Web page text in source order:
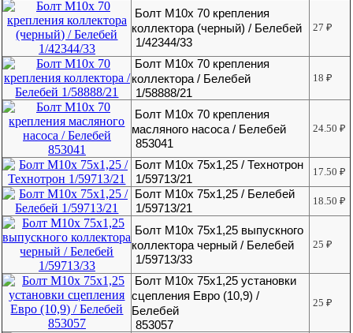
Болт М10х 70 крепления
коллектора (черный) / Белебей
1/42344/33
27₽
Болт М10х 70 крепления
коллектора / Белебей
1/58888/21
18₽
Болт М10х 70 крепления
масляного насоса / Белебей
853041
24.50₽
Болт М10х 75х1,25 / Технотрон
1/59713/21
17.50₽
Болт М10х 75х1,25 / Белебей
1/59713/21
18.50₽
Болт М10х 75х1,25 выпускного
коллектора черный / Белебей
1/59713/33
25₽
Болт М10х 75х1,25 установки
сцепления Евро (10,9) /
Белебей
853057
25₽